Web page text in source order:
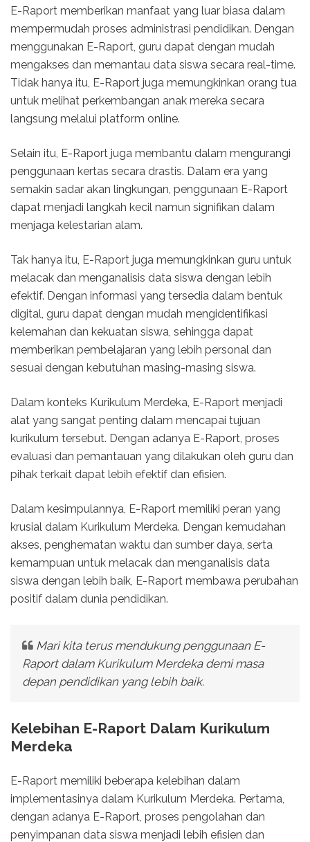
E-Raport memberikan manfaat yang luar biasa dalam
mempermudah proses administrasi pendidikan. Dengan
menggunakan E-Raport, guru dapat dengan mudah
mengakses dan memantau data siswa secara real-time.
Tidak hanya itu, E-Raport juga memungkinkan orang tua
untuk melihat perkembangan anak mereka secara
langsung melalui platform online.
Selain itu, E-Raport juga membantu dalam mengurangi
penggunaan kertas secara drastis. Dalam era yang
semakin sadar akan lingkungan, penggunaan E-Raport
dapat menjadi langkah kecil namun signifikan dalam
menjaga kelestarian alam.
Tak hanya itu, E-Raport juga memungkinkan guru untuk
melacak dan menganalisis data siswa dengan lebih
efektif. Dengan informasi yang tersedia dalam bentuk
digital, guru dapat dengan mudah mengidentifikasi
kelemahan dan kekuatan siswa, sehingga dapat
memberikan pembelajaran yang lebih personal dan
sesuai dengan kebutuhan masing-masing siswa.
Dalam konteks Kurikulum Merdeka, E-Raport menjadi
alat yang sangat penting dalam mencapai tujuan
kurikulum tersebut. Dengan adanya E-Raport, proses
evaluasi dan pemantauan yang dilakukan oleh guru dan
pihak terkait dapat lebih efektif dan efisien.
Dalam kesimpulannya, E-Raport memiliki peran yang
krusial dalam Kurikulum Merdeka. Dengan kemudahan
akses, penghematan waktu dan sumber daya, serta
kemampuan untuk melacak dan menganalisis data
siswa dengan lebih baik, E-Raport membawa perubahan
positif dalam dunia pendidikan.
Mari kita terus mendukung penggunaan E-
Raport dalam Kurikulum Merdeka demi masa
depan pendidikan yang lebih baik.
Kelebihan E-Raport Dalam Kurikulum
Merdeka
E-Raport memiliki beberapa kelebihan dalam
implementasinya dalam Kurikulum Merdeka. Pertama,
dengan adanya E-Raport, proses pengolahan dan
penyimpanan data siswa menjadi lebih efisien dan